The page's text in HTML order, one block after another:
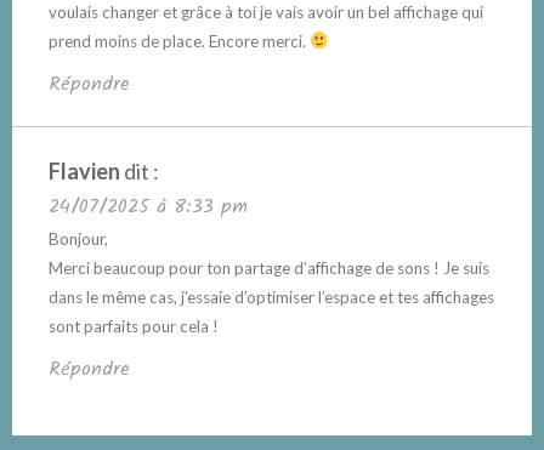
voulais changer et grâce à toi je vais avoir un bel affichage qui
prend moins de place. Encore merci.
Répondre
Flavien dit :
24/07/2025 à 8:33 pm
Bonjour,
Merci beaucoup pour ton partage d’affichage de sons ! Je suis
dans le même cas, j’essaie d’optimiser l’espace et tes affichages
sont parfaits pour cela !
Répondre